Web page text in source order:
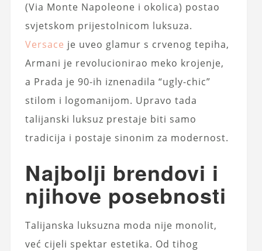
(Via Monte Napoleone i okolica) postao
svjetskom prijestolnicom luksuza.
Versace je uveo glamur s crvenog tepiha,
Armani je revolucionirao meko krojenje,
a Prada je 90-ih iznenadila “ugly-chic”
stilom i logomanijom. Upravo tada
talijanski luksuz prestaje biti samo
tradicija i postaje sinonim za modernost.
Najbolji brendovi i
njihove posebnosti
Talijanska luksuzna moda nije monolit,
već cijeli spektar estetika. Od tihog